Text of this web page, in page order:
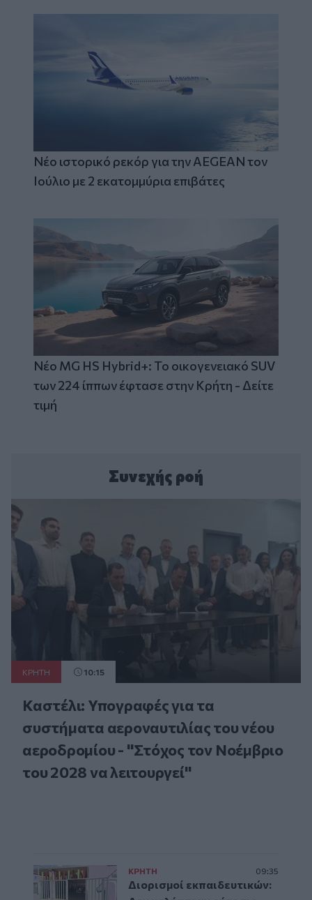
Νέο ιστορικό ρεκόρ για την AEGEAN τον
Ιούλιο με 2 εκατομμύρια επιβάτες
Νέο MG HS Hybrid+: Το οικογενειακό SUV
των 224 ίππων έφτασε στην Κρήτη - Δείτε
τιμή
Συνεχής ροή
ΚΡΗΤΗ 10:15
Καστέλι: Υπογραφές για τα
συστήματα αεροναυτιλίας του νέου
αεροδρομίου - "Στόχος τον Νοέμβριο
του 2028 να λειτουργεί"
ΚΡΗΤΗ 09:35
Διορισμοί εκπαιδευτικών: